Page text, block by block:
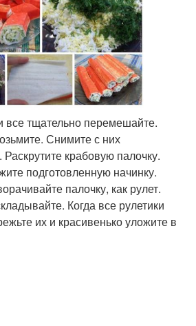
все тщательно перемешайте.
Снимите с них
крабовую палочку.
подготовленную начинку.
палочку, как рулет.
Когда все рулетики
их и красивенько уложите в